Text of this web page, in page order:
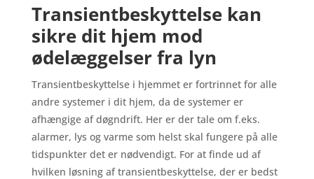
Transientbeskyttelse kan
sikre dit hjem mod
ødelæggelser fra lyn
Transientbeskyttelse i hjemmet er fortrinnet for alle
andre systemer i dit hjem, da de systemer er
afhængige af døgndrift. Her er der tale om f.eks.
alarmer, lys og varme som helst skal fungere på alle
tidspunkter det er nødvendigt. For at finde ud af
hvilken løsning af transientbeskyttelse, der er bedst